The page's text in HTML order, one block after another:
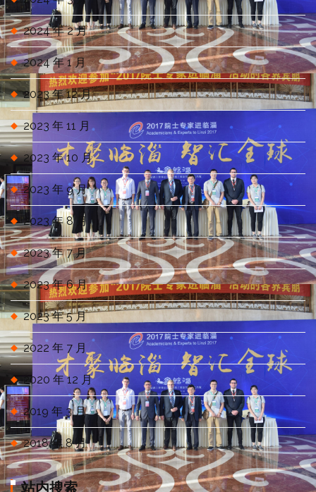
2024 年 2 月
2024 年 1 月
2023 年 12 月
2023 年 11 月
2023 年 10 月
2023 年 9 月
2023 年 8 月
2023 年 7 月
2023 年 6 月
2023 年 5 月
2022 年 7 月
2020 年 12 月
2019 年 3 月
2018 年 8 月
站内搜索